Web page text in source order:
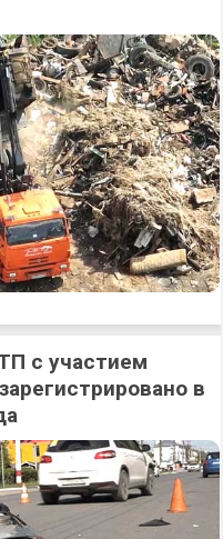
с участием
в